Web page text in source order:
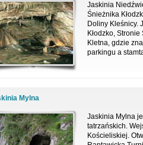
Jaskinia
Śnieżnika
Doliny Kleśnicy.
Kłodzko,
Kletna, gdzie
parkingu a
Mylna
Jaskinia Mylna
tatrzańskich.
Kościeliskiej.